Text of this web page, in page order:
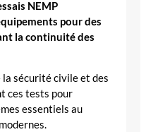
NEMP
pour des
la continuité des
la sécurité civile et des
ces tests pour
essentiels au